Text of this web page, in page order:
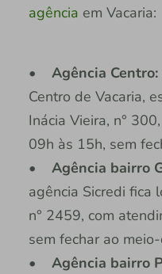
agência em Vacaria:
• Agência Centro:
Centro de Vacaria,
Inácia Vieira, n°
09h às 15h, sem
• Agência bairro
agência Sicredi fica
n° 2459, com
sem fechar ao
• Agência bairro